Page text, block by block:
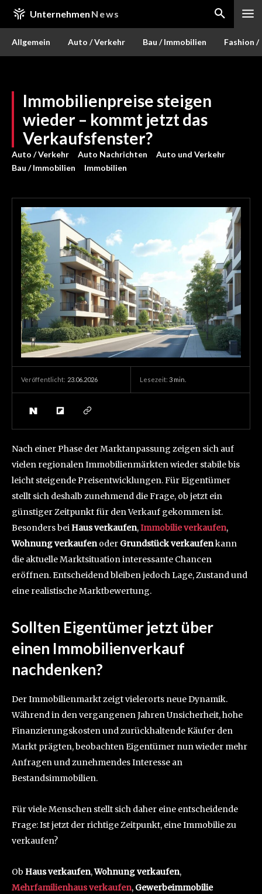
Unternehmen News
Allgemein Auto / Verkehr Bau / Immobilien Fashion /
Immobilienpreise steigen
wieder – kommt jetzt das
Verkaufsfenster?
Auto / Verkehr Auto Nachrichten
Auto und Verkehr
Bau / Immobilien
Immobilien
Veröffentlicht: 23.06.2026 Lesezeit: 3 min.
Nach einer Phase der Marktanpassung zeigen sich auf
vielen regionalen Immobilienmärkten wieder stabile bis
leicht steigende Preisentwicklungen. Für Eigentümer
stellt sich deshalb zunehmend die Frage, ob jetzt ein
günstiger Zeitpunkt für den Verkauf gekommen ist.
Besonders beiHaus verkaufen,Immobilie verkaufen,
Wohnung verkaufenoder Grundstück verkaufenkann
die aktuelle Marktsituation interessante Chancen
eröffnen. Entscheidend bleiben jedoch Lage, Zustand und
eine realistische Marktbewertung.
Sollten Eigentümer jetzt über
einen Immobilienverkauf
nachdenken?
Der Immobilienmarkt zeigt vielerorts neue Dynamik.
Während in den vergangenen Jahren Unsicherheit, hohe
Finanzierungskosten und zurückhaltende Käufer den
Markt prägten, beobachten Eigentümer nun wieder mehr
Anfragen und zunehmendes Interesse an
Bestandsimmobilien.
Für viele Menschen stellt sich daher eine entscheidende
Frage: Ist jetzt der richtige Zeitpunkt, eine Immobilie zu
verkaufen?
Ob Haus verkaufen,Wohnung verkaufen,
Mehrfamilienhaus verkaufen, Gewerbeimmobilie